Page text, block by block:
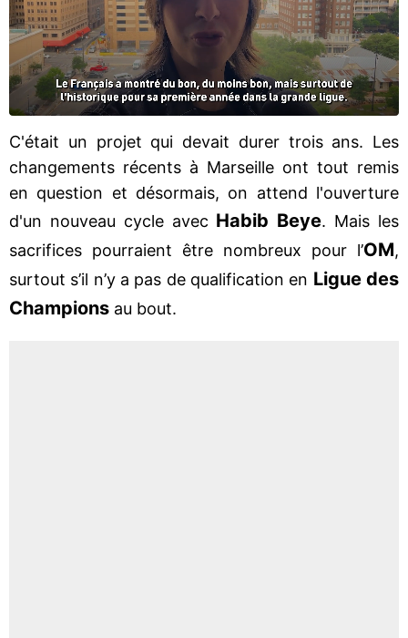
C'était un projet qui devait durer trois ans. Les
changements récents à Marseille ont tout remis
en question et désormais, on attend l'ouverture
d'un nouveau cycle avec Habib Beye. Mais les
sacrifices pourraient être nombreux pour l’OM,
surtout s’il n’y a pas de qualification en Ligue des
Champions au bout.